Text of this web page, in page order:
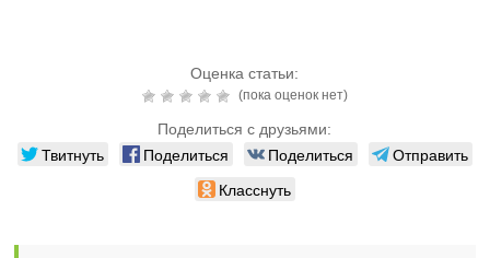
Оценка статьи:
(пока оценок нет)
Поделиться с друзьями:
Твитнуть Поделиться Поделиться
Отправить
Класснуть